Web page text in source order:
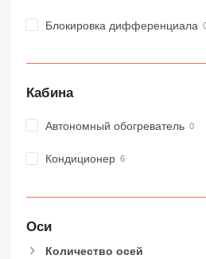
GC
M-series
NR
Блокировка дифференциала
Кабина
Автономный обогреватель
Кондиционер
Оси
Количество осей